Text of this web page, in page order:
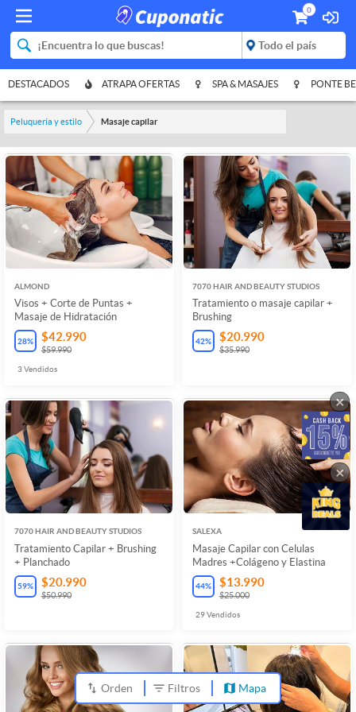
0
DESTACADOS ATRAPA OFERTAS SPA & MASAJES PONTE
Peluquería y estilo Masaje capilar
ALMOND
Visos + Corte de Puntas +
Masaje de Hidratación
28% $42.990
$59.990
3Vendidos
7070 HAIR AND BEAUTY STUDIOS
Tratamiento o masaje capilar +
Brushing
42% $20.990
$35.990
7070 HAIR AND BEAUTY STUDIOS
Tratamiento Capilar + Brushing
+ Planchado
59% $20.990
$50.990
SALEXA
Masaje Capilar con Celulas
Madres +Colágeno y Elastina
44% $13.990
$25.000
29Vendidos
Orden Filtros Mapa
×
×